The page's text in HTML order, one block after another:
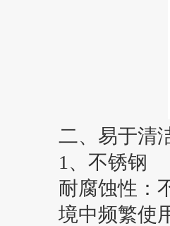
二、易于清
1、不锈钢
耐腐蚀性：
境中频繁使